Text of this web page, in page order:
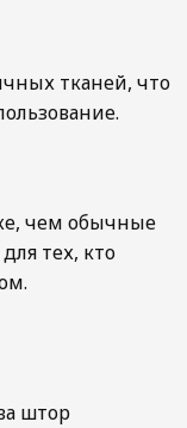
тканей, что
чем обычные
тех, кто
штор